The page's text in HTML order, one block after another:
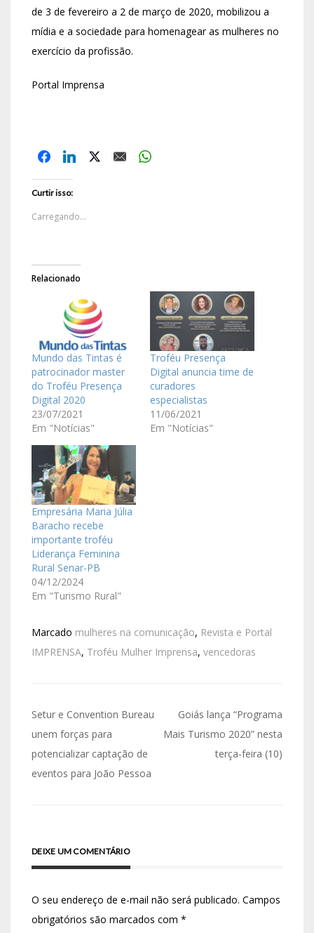
de 3 de fevereiro a 2 de março de 2020, mobilizou a
mídia e a sociedade para homenagear as mulheres no
exercício da profissão.
Portal Imprensa
Curtir isso:
Carregando...
Relacionado
Mundo das Tintas é
patrocinador master
do Troféu Presença
Digital 2020
23/07/2021
Em "Notícias"
Troféu Presença
Digital anuncia time de
curadores
especialistas
11/06/2021
Em "Notícias"
Empresária Maria Júlia
Baracho recebe
importante troféu
Liderança Feminina
Rural Senar-PB
04/12/2024
Em "Turismo Rural"
Marcado mulheres na comunicação, Revista e Portal
IMPRENSA, Troféu Mulher Imprensa, vencedoras
Setur e Convention Bureau
unem forças para
potencializar captação de
eventos para João Pessoa
Goiás lança “Programa
Mais Turismo 2020” nesta
terça-feira (10)
DEIXE UM COMENTÁRIO
O seu endereço de e-mail não será publicado. Campos
obrigatórios são marcados com *